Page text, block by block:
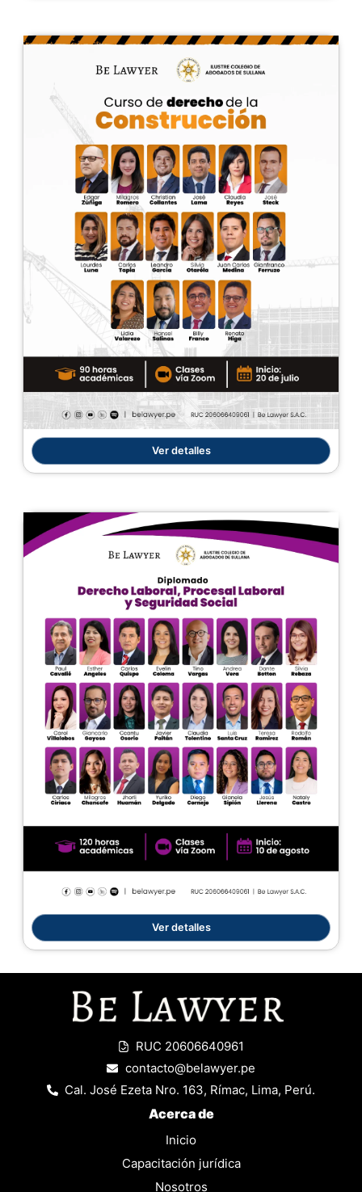
Ver detalles
Ver detalles
RUC 20606640961
contacto@belawyer.pe
Cal. José Ezeta Nro. 163, Rímac, Lima, Perú.
Acerca de
Inicio
Capacitación jurídica
Nosotros